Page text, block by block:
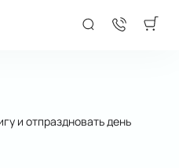
и отпраздновать день